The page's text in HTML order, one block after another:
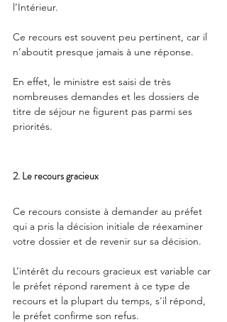
l’Intérieur.
Ce recours est souvent peu pertinent, car il
n’aboutit presque jamais à une réponse.
En effet, le ministre est saisi de très
nombreuses demandes et les dossiers de
titre de séjour ne figurent pas parmi ses
priorités.
2. Le recours gracieux
Ce recours consiste à demander au préfet
qui a pris la décision initiale de réexaminer
votre dossier et de revenir sur sa décision.
L’intérêt du recours gracieux est variable car
le préfet répond rarement à ce type de
recours et la plupart du temps, s'il répond,
le préfet confirme son refus.